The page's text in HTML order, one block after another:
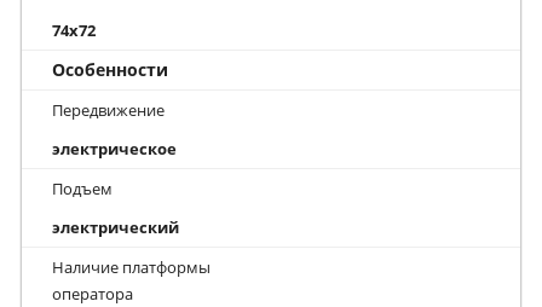
74x72
Особенности
Передвижение
электрическое
Подъем
электрический
Наличие платформы
оператора